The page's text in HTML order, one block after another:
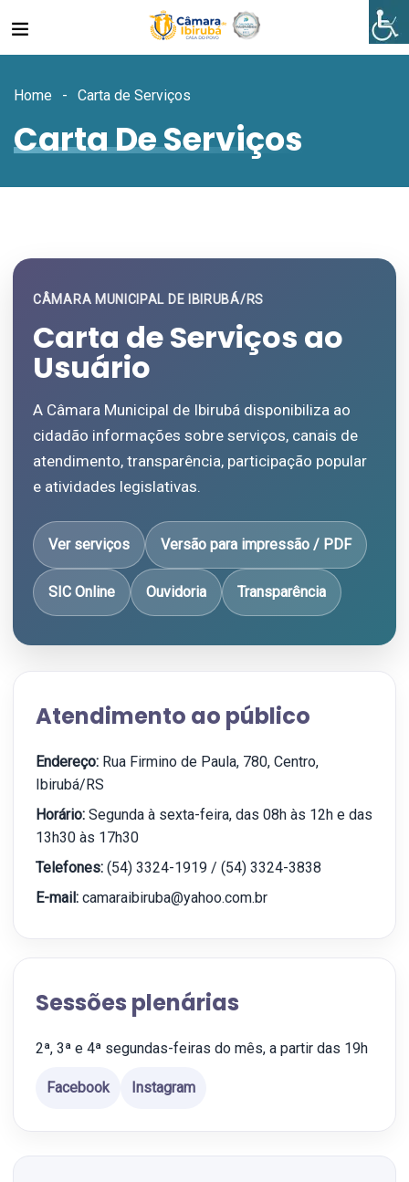
Home Carta de Serviços
Carta De Serviços
CÂMARA MUNICIPAL DE IBIRUBÁ/RS
Carta de Serviços ao
Usuário
A Câmara Municipal de Ibirubá disponibiliza ao
cidadão informações sobre serviços, canais de
atendimento, transparência, participação popular
e atividades legislativas.
Ver serviços Versão para impressão / PDF
SIC Online Ouvidoria Transparência
Atendimento ao público
Endereço: Rua Firmino de Paula, 780, Centro,
Ibirubá/RS
Horário: Segunda à sexta-feira, das 08h às 12h e das
13h30 às 17h30
Telefones: (54) 3324-1919 / (54) 3324-3838
E-mail: camaraibiruba@yahoo.com.br
Sessões plenárias
2ª, 3ª e 4ª segundas-feiras do mês, a partir das 19h
Facebook Instagram